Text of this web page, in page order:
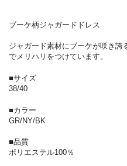
ブーケ柄ジャガードドレス
ジャガード素材にブーケが咲き誇
でメリハリをつけています。
■サイズ
38/40
■カラー
GR/NY/BK
■品質
ポリエステル100％